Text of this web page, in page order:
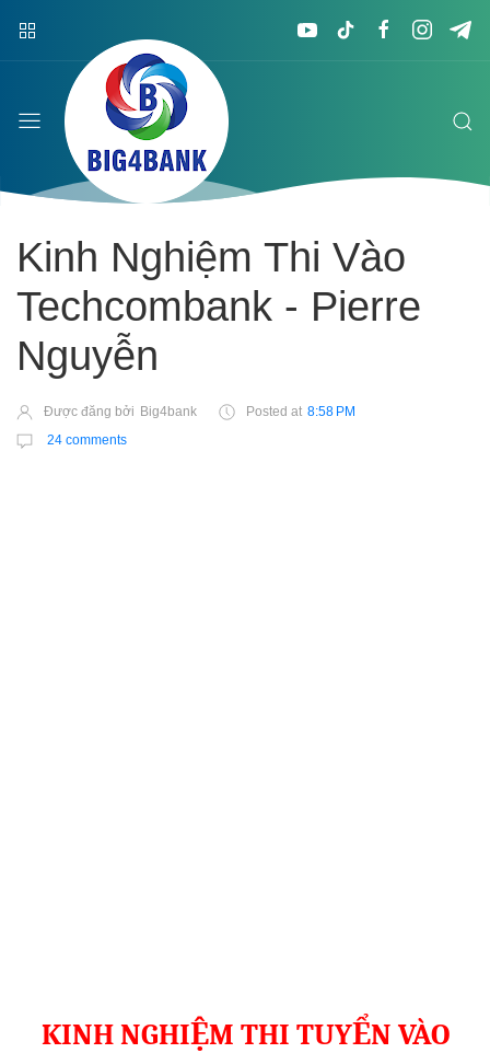
Kinh Nghiệm Thi Vào
Techcombank - Pierre
Nguyễn
Được đăng bởi Big4bank Posted at 8:58 PM
24 comments
KINH NGHIỆM THI TUYỂN VÀO